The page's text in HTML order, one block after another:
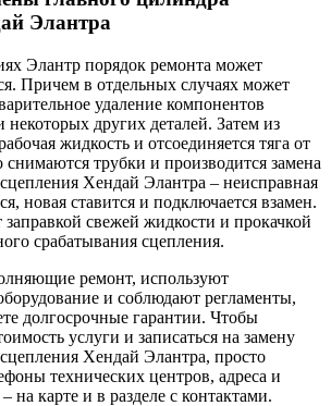
Элантра
Элантр порядок ремонта может
Причем в отдельных случаях может
удаление компонентов
других деталей. Затем из
жидкость и отсоединяется тяга от
снимаются трубки и производится замена
Хендай Элантра – неисправная
новая ставится и подключается взамен.
заправкой свежей жидкости и прокачкой
срабатывания сцепления.
ремонт, используют
и соблюдают регламенты,
долгосрочные гарантии. Чтобы
услуги и записаться на замену
Хендай Элантра, просто
технических центров, адреса и
на карте и в разделе с контактами.